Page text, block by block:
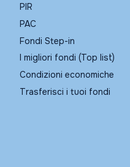
PIR
PAC
Fondi Step-in
I migliori fondi (Top list)
Condizioni economiche
Trasferisci i tuoi fondi